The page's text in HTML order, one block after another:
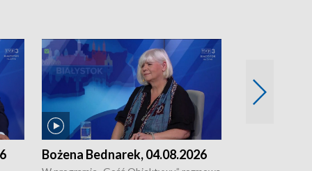
Bożena Bednarek, 04.08.2026